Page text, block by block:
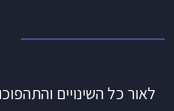
לאור כל השינויים